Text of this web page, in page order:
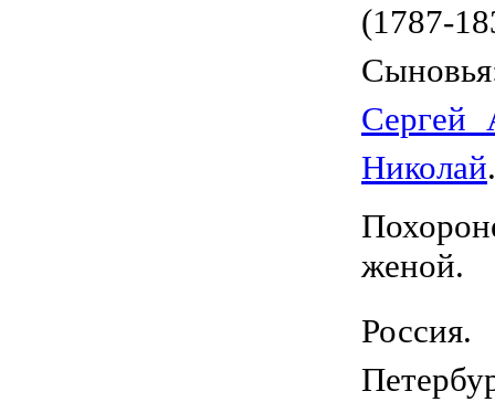
(1787-
Сергей
Николай.
женой.